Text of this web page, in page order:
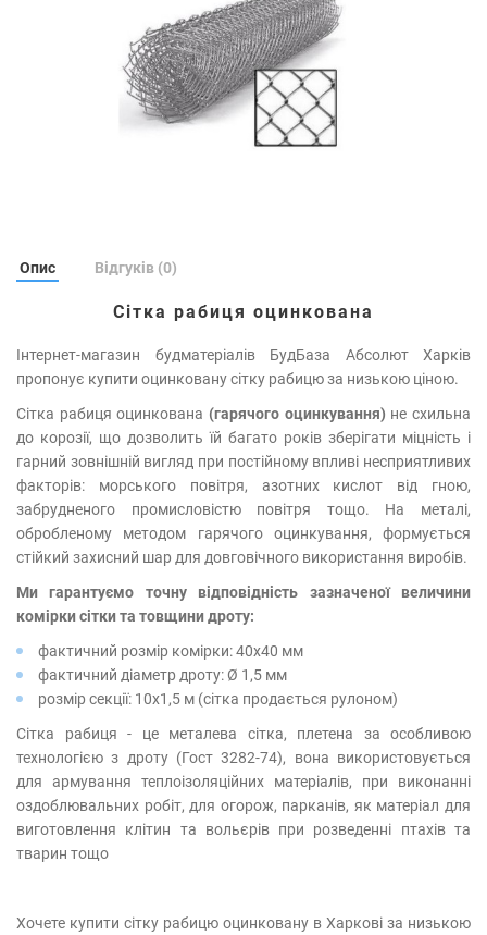
Опис Відгуків (0)
Сітка рабиця оцинкована
Інтернет-магазин будматеріалів БудБаза Абсолют Харків
пропонує купити оцинковану сітку рабицю за низькою ціною.
Сітка рабиця оцинкована (гарячого оцинкування) не схильна
до корозії, що дозволить їй багато років зберігати міцність і
гарний зовнішній вигляд при постійному впливі несприятливих
факторів: морського повітря, азотних кислот від гною,
забрудненого промисловістю повітря тощо. На металі,
обробленому методом гарячого оцинкування, формується
стійкий захисний шар для довговічного використання виробів.
Ми гарантуємо точну відповідність зазначеної величини
комірки сітки та товщини дроту:
фактичний розмір комірки: 40х40 мм
фактичний діаметр дроту: Ø 1,5 мм
розмір секції: 10х1,5 м (сітка продається рулоном)
Сітка рабиця - це металева сітка, плетена за особливою
технологією з дроту (Гост 3282-74), вона використовується
для армування теплоізоляційних матеріалів, при виконанні
оздоблювальних робіт, для огорож, парканів, як матеріал для
виготовлення клітин та вольєрів при розведенні птахів та
тварин тощо
Хочете купити сітку рабицю оцинковану в Харкові за низькою